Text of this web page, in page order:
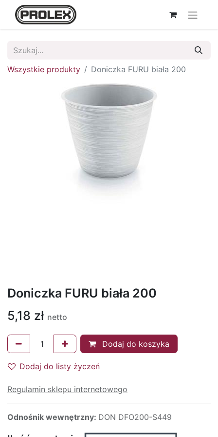
Wszystkie produkty Doniczka FURU biała 200
Doniczka FURU biała 200
5,18 zł netto
Dodaj do koszyka
Dodaj do listy życzeń
Regulamin sklepu internetowego
Odnośnik wewnętrzny: DON DFO200-S449